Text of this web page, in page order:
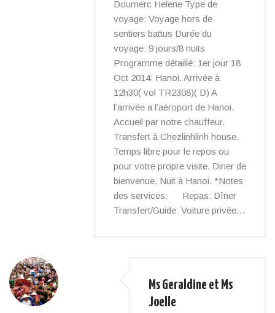
Doumerc Helene Type de
voyage: Voyage hors de
sentiers battus Durée du
voyage: 9 jours/8 nuits
Programme détaillé: 1er jour 18
Oct 2014: Hanoi. Arrivée à
12h30( vol TR2308)( D) A
l’arrivée a l’aéroport de Hanoi.
Accueil par notre chauffeur.
Transfert à Chezlinhlinh house.
Temps libre pour le repos ou
pour votre propre visite. Diner de
bienvenue. Nuit à Hanoi. *Notes
des services: Repas: Dîner
Transfert/Guide: Voiture privée…
Ms Geraldine et Ms
Joelle